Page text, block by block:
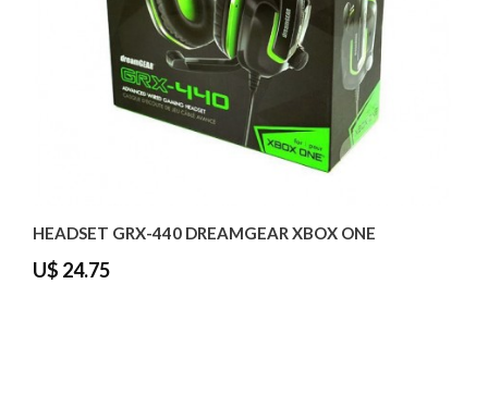
HEADSET GRX-440 DREAMGEAR XBOX ONE
U$ 24.75